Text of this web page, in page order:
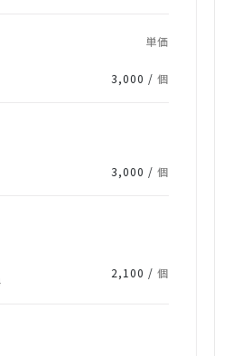
単価
3,000 /個
3,000 /個
2,100 /個